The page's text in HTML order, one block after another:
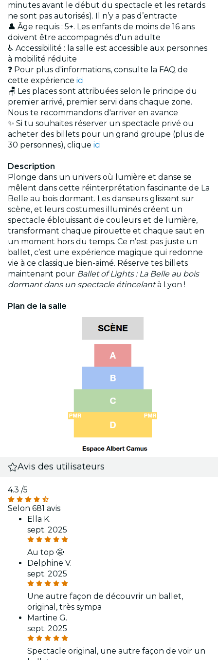
minutes avant le début du spectacle et les retards
ne sont pas autorisés). Il n’y a pas d’entracte
👤 Âge requis : 5+. Les enfants de moins de 16 ans
doivent être accompagnés d'un adulte
♿ Accessibilité : la salle est accessible aux personnes
à mobilité réduite
❓ Pour plus d'informations, consulte la FAQ de
cette expérience ici
🪑 Les places sont attribuées selon le principe du
premier arrivé, premier servi dans chaque zone.
Nous te recommandons d'arriver en avance
✨ Si tu souhaites réserver un spectacle privé ou
acheter des billets pour un grand groupe (plus de
30 personnes), clique ici
Description
Plonge dans un univers où lumière et danse se
mêlent dans cette réinterprétation fascinante de La
Belle au bois dormant. Les danseurs glissent sur
scène, et leurs costumes illuminés créent un
spectacle éblouissant de couleurs et de lumière,
transformant chaque pirouette et chaque saut en
un moment hors du temps. Ce n’est pas juste un
ballet, c’est une expérience magique qui redonne
vie à ce classique bien-aimé. Réserve tes billets
maintenant pour Ballet of Lights : La Belle au bois
dormant dans un spectacle étincelantà Lyon !
Plan de la salle
Avis des utilisateurs
4.3 /5
Selon 681 avis
Ella K.
sept. 2025
Au top 🤩
Delphine V.
sept. 2025
Une autre façon de découvrir un ballet,
original, très sympa
Martine G.
sept. 2025
Spectacle original, une autre façon de voir un